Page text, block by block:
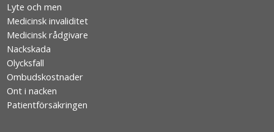
Lyte och men
Medicinsk invaliditet
Medicinsk rådgivare
Nackskada
Olycksfall
Ombudskostnader
Ont i nacken
Patientförsäkringen